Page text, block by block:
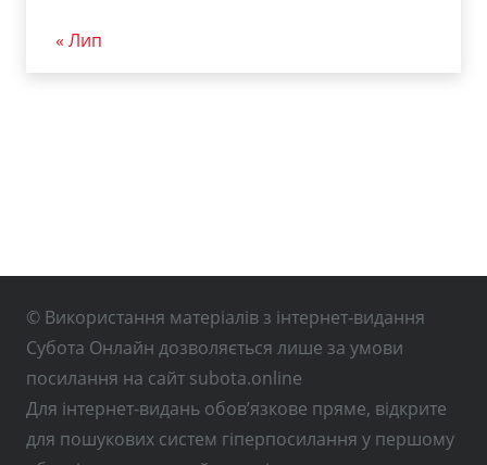
« Лип
© Використання матеріалів з інтернет-видання
Субота Онлайн дозволяється лише за умови
посилання на сайт subota.online
Для інтернет-видань обов’язкове пряме, відкрите
для пошукових систем гіперпосилання у першому